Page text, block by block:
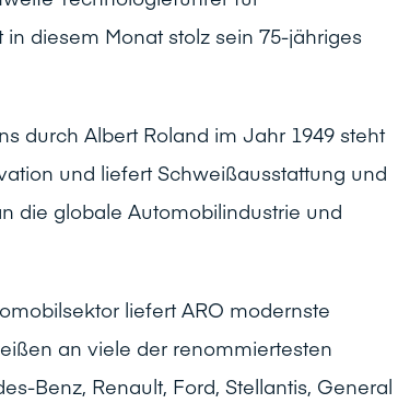
diesem Monat stolz sein 75-jähriges
durch Albert Roland im Jahr 1949 steht
und liefert Schweißausstattung und
die globale Automobilindustrie und
liefert ARO modernste
an viele der renommiertesten
Benz, Renault, Ford, Stellantis, General